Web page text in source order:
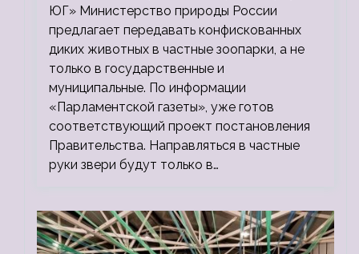
ЮГ» Министерство природы России
предлагает передавать конфискованных
диких животных в частные зоопарки, а не
только в государственные и
муниципальные. По информации
«Парламентской газеты», уже готов
соответствующий проект постановления
Правительства. Направляться в частные
руки звери будут только в…